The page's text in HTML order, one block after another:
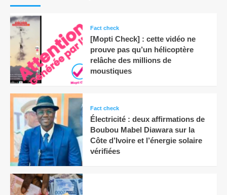
Fact check
[Mopti Check] : cette vidéo ne
prouve pas qu’un hélicoptère
relâche des millions de
moustiques
Fact check
Électricité : deux affirmations de
Boubou Mabel Diawara sur la
Côte d’Ivoire et l’énergie solaire
vérifiées